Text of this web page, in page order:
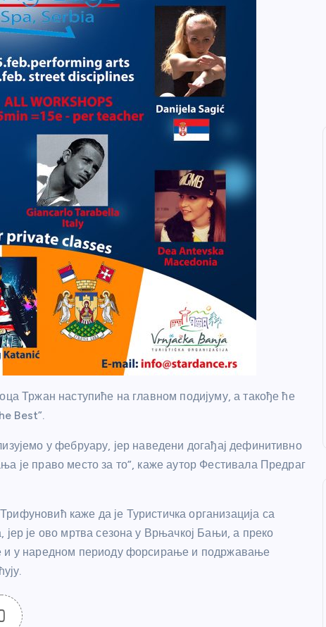
Тржан наступиће на главном подијуму, а такође ће
Best”.
у фебруару, јер наведени догађај дефинитивно
је право место за то”, каже аутор Фестивала Предраг
каже да је Туристичка организација са
јер је ово мртва сезона у Врњачкој Бањи, а преко
и у наредном периоду форсирање и подржавање